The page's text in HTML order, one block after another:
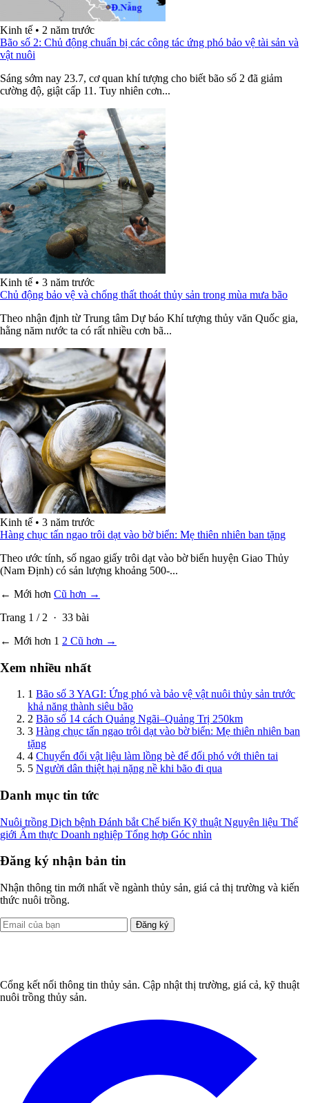
Kinh tế • 2 năm trước
Bão số 2: Chủ động chuẩn bị các công tác ứng phó bảo vệ tài sản và
vật nuôi
Sáng sớm nay 23.7, cơ quan khí tượng cho biết bão số 2 đã giảm
cường độ, giật cấp 11. Tuy nhiên cơn...
Kinh tế • 3 năm trước
Chủ động bảo vệ và chống thất thoát thủy sản trong mùa mưa bão
Theo nhận định từ Trung tâm Dự báo Khí tượng thủy văn Quốc gia,
hằng năm nước ta có rất nhiều cơn bã...
Kinh tế • 3 năm trước
Hàng chục tấn ngao trôi dạt vào bờ biển: Mẹ thiên nhiên ban tặng
Theo ước tính, số ngao giấy trôi dạt vào bờ biển huyện Giao Thủy
(Nam Định) có sản lượng khoảng 500-...
← Mới hơn Cũ hơn →
Trang 1 / 2 · 33 bài
← Mới hơn 1 2 Cũ hơn →
Xem nhiều nhất
1 Bão số 3 YAGI: Ứng phó và bảo vệ vật nuôi thủy sản trước
khả năng thành siêu bão
2 Bão số 14 cách Quảng Ngãi–Quảng Trị 250km
3 Hàng chục tấn ngao trôi dạt vào bờ biển: Mẹ thiên nhiên ban
tặng
4 Chuyển đổi vật liệu làm lồng bè để đối phó với thiên tai
5 Người dân thiệt hại nặng nề khi bão đi qua
Danh mục tin tức
Nuôi trồng Dịch bệnh Đánh bắt Chế biến Kỹ thuật Nguyên liệu Thế
giới Ẩm thực Doanh nghiệp Tổng hợp Góc nhìn
Đăng ký nhận bản tin
Nhận thông tin mới nhất về ngành thủy sản, giá cả thị trường và kiến
thức nuôi trồng.
Đăng ký
Cổng kết nối thông tin thủy sản. Cập nhật thị trường, giá cả, kỹ thuật
nuôi trồng thủy sản.